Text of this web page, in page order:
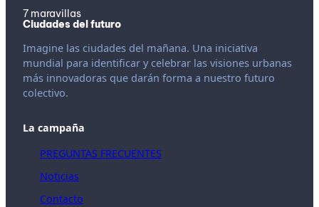
7 maravillas
Ciudades del futuro
Imagine las ciudades del mañana. Una iniciativa
mundial para identificar y celebrar las visiones urbanas
más innovadoras que darán forma a nuestro futuro
colectivo.
La campaña
PREGUNTAS FRECUENTES
Noticias
Contacto